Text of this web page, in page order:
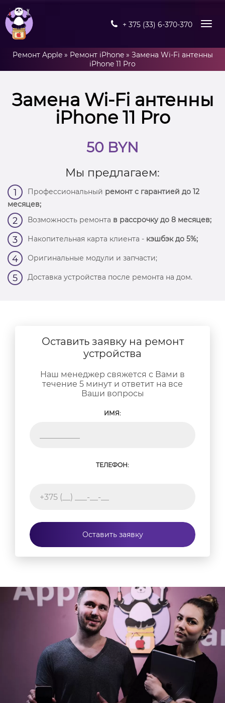
+ 375 (33) 6-370-370
Ремонт Apple» Ремонт iPhone» Замена Wi-Fi антенны
iPhone 11 Pro
Замена Wi-Fi антенны
iPhone 11 Pro
50 BYN
Мы предлагаем:
1 Профессиональный ремонт с гарантией до 12
месяцев;
2 Возможность ремонта в рассрочку до 8 месяцев;
3 Накопительная карта клиента - кэшбэк до 5%;
4 Оригинальные модули и запчасти;
5 Доставка устройства после ремонта на дом.
Оставить заявку на ремонт
устройства
Наш менеджер свяжется с Вами в
течение 5 минут и ответит на все
Ваши вопросы
ИМЯ:
ТЕЛЕФОН:
Оставить заявку